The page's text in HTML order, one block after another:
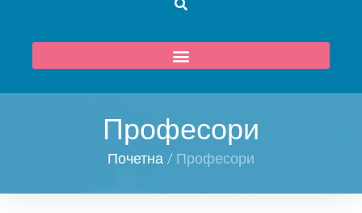
Професори
Почетна / Професори